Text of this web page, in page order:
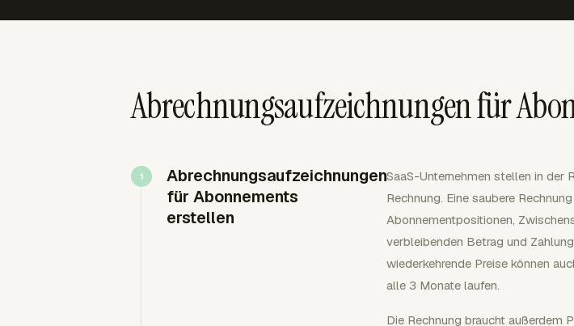
Abrechnungsaufzeichnungen für
Abrechnungsaufzeichnungen
für Abonnements
erstellen
SaaS-Unternehmen stellen in der
Rechnung. Eine saubere
Abonnementpositionen,
verbleibenden Betrag und
wiederkehrende Preise können
alle 3 Monate laufen.
Die Rechnung braucht außerdem